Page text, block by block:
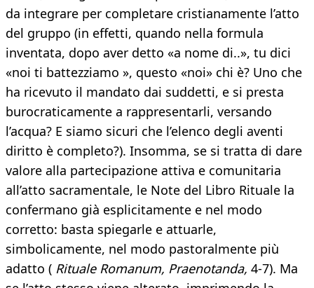
da integrare per completare cristianamente l’atto
del gruppo (in effetti, quando nella formula
inventata, dopo aver detto «a nome di..», tu dici
«noi ti battezziamo », questo «noi» chi è? Uno che
ha ricevuto il mandato dai suddetti, e si presta
burocraticamente a rappresentarli, versando
l’acqua? E siamo sicuri che l’elenco degli aventi
diritto è completo?). Insomma, se si tratta di dare
valore alla partecipazione attiva e comunitaria
all’atto sacramentale, le Note del Libro Rituale la
confermano già esplicitamente e nel modo
corretto: basta spiegarle e attuarle,
simbolicamente, nel modo pastoralmente più
adatto ( Rituale Romanum, Praenotanda, 4-7). Ma